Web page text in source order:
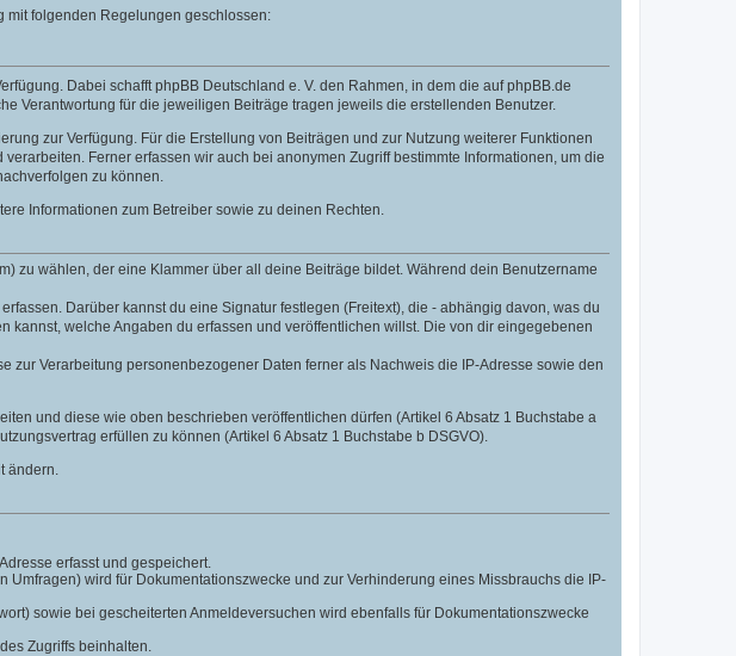
mit folgenden Regelungen geschlossen:
Dabei schafft phpBB Deutschland e. V. den Rahmen, in dem die auf phpBB.de
Verantwortung für die jeweiligen Beiträge tragen jeweils die erstellenden Benutzer.
zur Verfügung. Für die Erstellung von Beiträgen und zur Nutzung weiterer Funktionen
Ferner erfassen wir auch bei anonymen Zugriff bestimmte Informationen, um die
zu können.
Informationen zum Betreiber sowie zu deinen Rechten.
zu wählen, der eine Klammer über all deine Beiträge bildet. Während dein Benutzername
Darüber kannst du eine Signatur festlegen (Freitext), die - abhängig davon, was du
welche Angaben du erfassen und veröffentlichen willst. Die von dir eingegebenen
Verarbeitung personenbezogener Daten ferner als Nachweis die IP-Adresse sowie den
und diese wie oben beschrieben veröffentlichen dürfen (Artikel 6 Absatz 1 Buchstabe a
erfüllen zu können (Artikel 6 Absatz 1 Buchstabe b DSGVO).
ändern.
erfasst und gespeichert.
wird für Dokumentationszwecke und zur Verhinderung eines Missbrauchs die IP-
sowie bei gescheiterten Anmeldeversuchen wird ebenfalls für Dokumentationszwecke
Zugriffs beinhalten.